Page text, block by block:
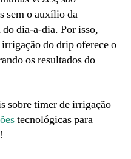
sem o auxílio da
dia-a-dia. Por isso,
do drip oferece o
os resultados do
sobre timer de irrigação
tecnológicas para
!